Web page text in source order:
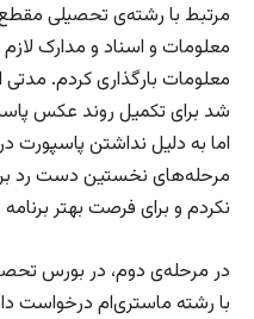
مرتبط با رشته‌ی تحصیلی
معلومات و اسناد و مدارک
معلومات بارگذاری کردم.
شد برای تکمیل روند عکس
اما به دلیل نداشتن پاسپورت
مرحله‌های نخستین دست رد بر
نکردم و برای فرصت بهتر
در مرحله‌ی دوم، در بورس
با رشته ماستری‌ام درخواست